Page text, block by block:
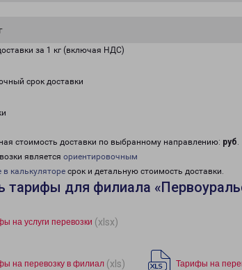
за 1 кг (включая НДС)
срок доставки
стоимость доставки по выбранному направлению: руб.
является ориентировочным
в калькуляторе срок и детальную стоимость доставки.
тарифы для филиала
на услуги перевозки (xlsx)
на перевозку в филиал (xls) Тарифы на